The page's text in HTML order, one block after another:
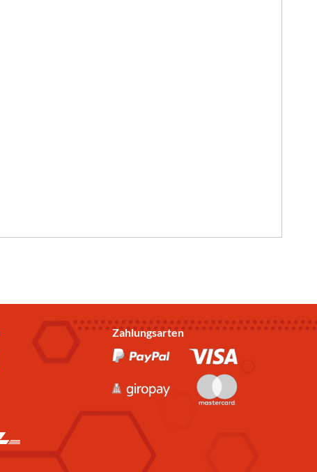
Zahlungsarten